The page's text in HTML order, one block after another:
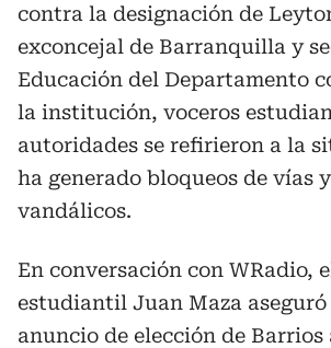
contra la designación de
exconcejal de Barranquilla y
Educación del Departamento
la institución, voceros
autoridades se refirieron a la
ha generado bloqueos de vías
vandálicos.
En conversación con WRadio,
estudiantil Juan Maza aseguró
anuncio de elección de Barrios